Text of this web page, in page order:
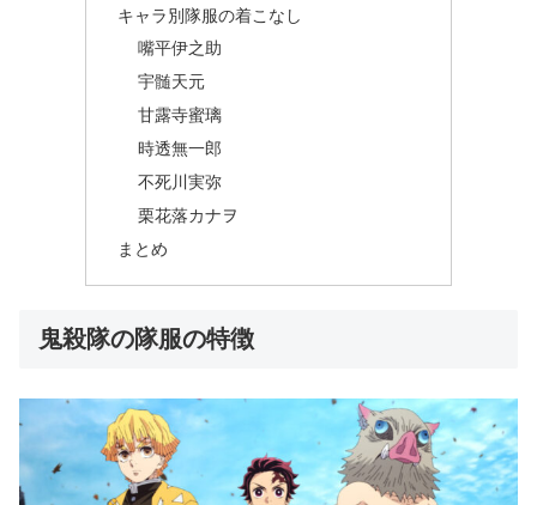
キャラ別隊服の着こなし
嘴平伊之助
宇髄天元
甘露寺蜜璃
時透無一郎
不死川実弥
栗花落カナヲ
まとめ
鬼殺隊の隊服の特徴